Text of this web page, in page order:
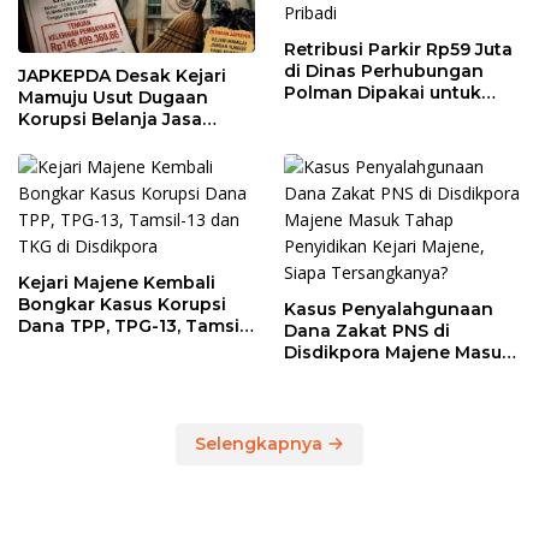
JAPKEPDA Desak Kejari
Mamuju Usut Dugaan
Korupsi Belanja Jasa
Sulbar, BPK Temukan
Kelebihan Pembayaran
Rp146,4 Juta
Retribusi Parkir Rp59 Juta
di Dinas Perhubungan
Polman Dipakai untuk
Kejari Majene Kembali
Bongkar Kasus Korupsi
Dana TPP, TPG-13, Tamsil-
Kasus Penyalahgunaan
Dana Zakat PNS di
Disdikpora Majene Masuk
Selengkapnya